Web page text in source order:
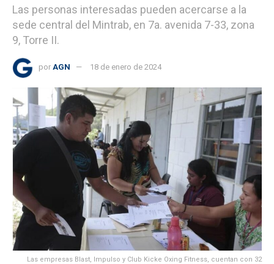
Las personas interesadas pueden acercarse a la
sede central del Mintrab, en 7a. avenida 7-33, zona
9, Torre II.
por AGN 18 de enero de 2024
Las empresas Blast, Impulso y Club Kicke Oxing Fitness, cuentan con 32